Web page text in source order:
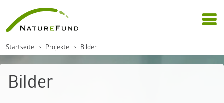
Startseite Projekte Bilder
Bilder